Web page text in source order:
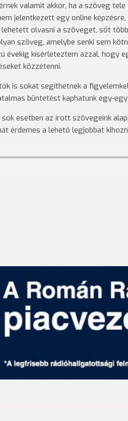
valamit akkor, ha a szöveg
jelentkezett egy online
olvasni a szöveget, sőt
szöveg, amelybe senki sem
évekig kísérleteztem azzal, hogy
közzétenni.
is sokat segíthetnek a
büntetést kaphatunk egy-
esetben az írott szövegeink
érdemes a lehető legjobbat